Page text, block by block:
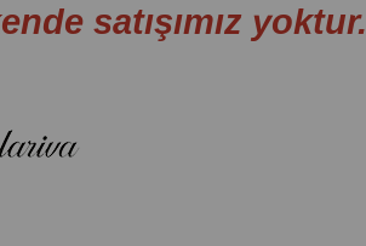
satışımız yoktur.